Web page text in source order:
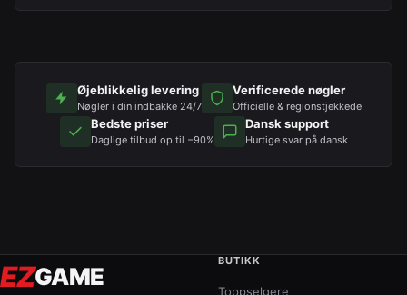
Øjeblikkelig levering
Nøgler i din indbakke 24/7
Verificerede nøgler
Officielle & regionstjekkede
Bedste priser
Daglige tilbud op til −90%
Dansk support
Hurtige svar på dansk
EZGAME
BUTIKK
Toppselgere